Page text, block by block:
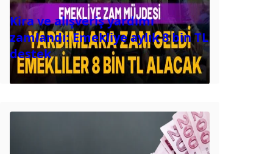
Kira ve alışveriş yardımı
zamlandı: Emekliye aylık 8 bin TL
destek